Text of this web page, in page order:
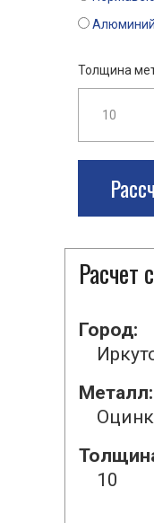
Алюминий
Толщина
Расчет
Город:
Металл:
10